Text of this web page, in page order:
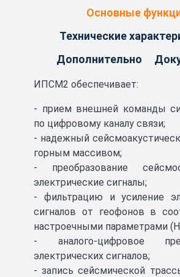
регионального контроля
состояния горного массива
4314-001-44645436-2011).
Область применения –
строения, в том числе
(или) пыли, согласно
взрывозащиты и требованиям
Правил безопасности.
Основные
Технические
Дополнительно
ИПСМ2 обеспечивает:
- прием внешней команды
по цифровому каналу связи;
- надежный
горным массивом;
- преобразование
электрические сигналы;
- фильтрацию и усиление
сигналов от геофонов в
настроечными параметрами
- аналого-цифровое
электрических сигналов;
- запись сейсмической
Сертификат ТР ТС